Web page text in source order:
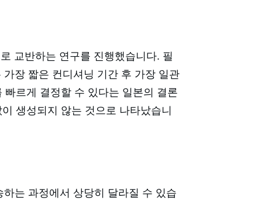
교반하는 연구를 진행했습니다. 필
장 짧은 컨디셔닝 기간 후 가장 일관
르게 결정할 수 있다는 일본의 결론
생성되지 않는 것으로 나타났습니
는 과정에서 상당히 달라질 수 있습